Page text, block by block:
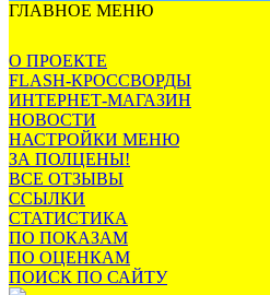
ГЛАВНОЕ МЕНЮ
О ПРОЕКТЕ
FLASH-КРОССВОРДЫ
ИНТЕРНЕТ-МАГАЗИН
НОВОСТИ
НАСТРОЙКИ МЕНЮ
ЗА ПОЛЦЕНЫ!
ВСЕ ОТЗЫВЫ
ССЫЛКИ
СТАТИСТИКА
ПО ПОКАЗАМ
ПО ОЦЕНКАМ
ПОИСК ПО САЙТУ